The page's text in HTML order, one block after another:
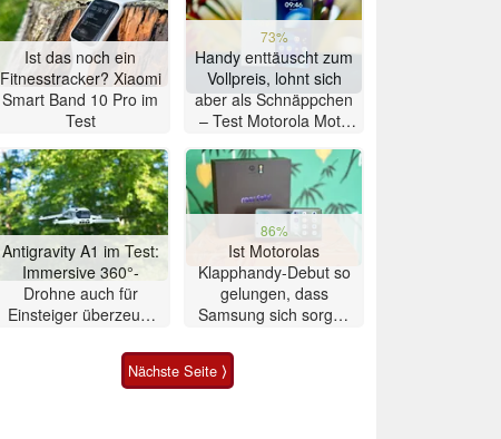
Ist das noch ein
Fitnesstracker? Xiaomi
Smart Band 10 Pro im
Test
73%
Handy enttäuscht zum
Vollpreis, lohnt sich
aber als Schnäppchen
– Test Motorola Moto
Antigravity A1 im Test:
Immersive 360°-
Drohne auch für
Einsteiger überzeugt
86%
Ist Motorolas
Klapphandy-Debut so
gelungen, dass
Samsung sich sorgen
Smartphone im Test
Nächste Seite ⟩